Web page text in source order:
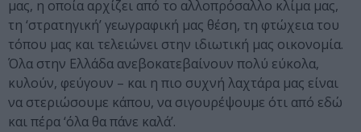
μας, η οποία αρχίζει από το αλλοπρόσαλλο κλίμα μας,
τη ‘στρατηγική’ γεωγραφική μας θέση, τη φτώχεια του
τόπου μας και τελειώνει στην ιδιωτική μας οικονομία.
Όλα στην Ελλάδα ανεβοκατεβαίνουν πολύ εύκολα,
κυλούν, φεύγουν – και η πιο συχνή λαχτάρα μας είναι
να στεριώσουμε κάπου, να σιγουρέψουμε ότι από εδώ
και πέρα ‘όλα θα πάνε καλά’.